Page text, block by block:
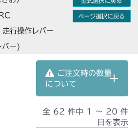
行操作レバー
バー)
ページ選択に戻る
ご注文時の数量
について
全 62 件中 1 〜 20 件
目を表示